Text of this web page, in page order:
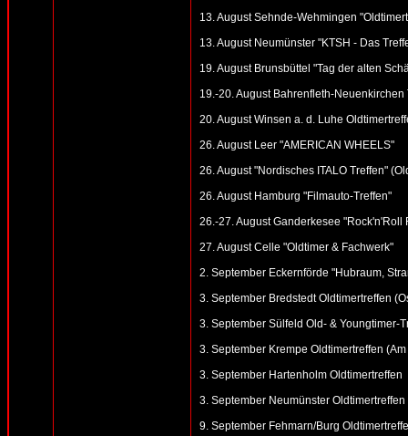
13. August Sehnde-Wehmingen
13. August Neumünster "KTSH - Das
19. August Brunsbüttel "Tag der alten
19.-20. August Bahrenfleth-
20. August Winsen a. d. Luhe
26. August Leer "AMERICAN WHEELS"
26. August "Nordisches ITALO Treffen"
26. August Hamburg "Filmauto-Treffen"
26.-27. August Ganderkesee "Rock'n'Roll
27. August Celle "Oldtimer & Fachwerk"
2. September Eckernförde "Hubraum,
3. September Bredstedt Oldtimertreffen
3. September Sülfeld Old- & Youngtimer-
3. September Krempe Oldtimertreffen
3. September Hartenholm Oldtimertreffen
3. September Neumünster
9. September Fehmarn/Burg